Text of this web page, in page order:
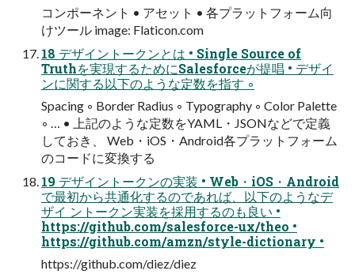
コンポーネント • アセット • 各プラットフォーム向
けツール image: Flaticon.com
18 デザイントークンとは • Single Source of
Truthを実現するためにSalesforceが提唱 • デザイ
ンに関する以下のような定数を指す ◦
Spacing ◦ Border Radius ◦ Typography ◦ Color Palette
◦ … • 上記のような定数をYAML・JSONなどで定義
しておき、 Web・iOS・Android各プラットフォーム
のコードに変換する
19 デザイントークンの実装 • Web・iOS・Android
で最初から共通化するのであれば、以下のようなデ
ザイ ントークン実装を採用するのも良い •
https://github.com/salesforce-ux/theo •
https://github.com/amzn/style-dictionary •
https://github.com/diez/diez